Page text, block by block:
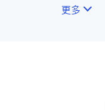
更多